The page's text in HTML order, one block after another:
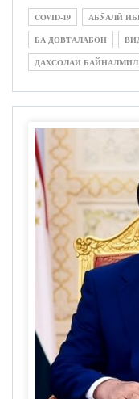
COVID-19 АБӮАЛӢ
БА ДОВТАЛАБОН
ДАҲСОЛАИ